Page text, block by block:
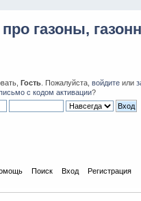
газоны,
Гость . Пожалуйста, войдите или
с кодом активации?
Поиск Вход Регистрация